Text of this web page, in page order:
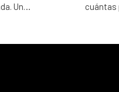
Un…
cuántas